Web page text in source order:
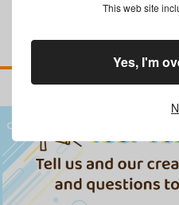
This web site
Yes, I'm